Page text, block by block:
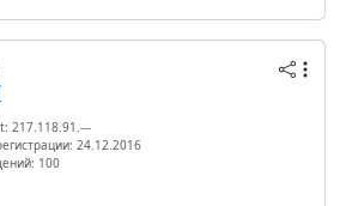
217.118.91.---
24.12.2016
100